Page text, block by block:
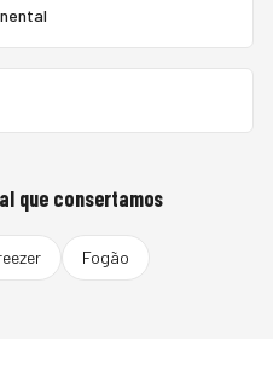
que consertamos
Fogão